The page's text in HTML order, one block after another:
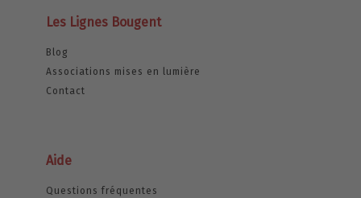
Les Lignes Bougent
Blog
Associations mises en lumière
Contact
Aide
Questions fréquentes